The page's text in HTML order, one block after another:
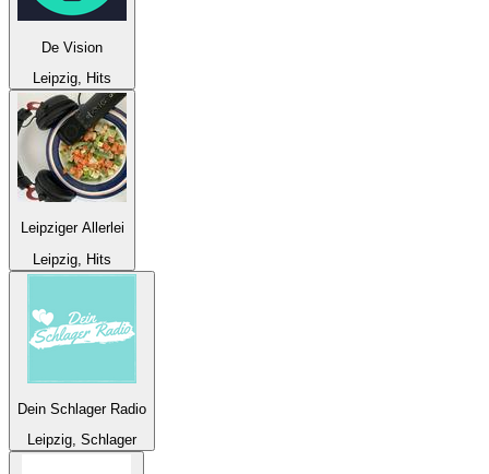
De Vision
Leipzig, Hits
Leipziger Allerlei
Leipzig, Hits
Dein Schlager Radio
Leipzig, Schlager